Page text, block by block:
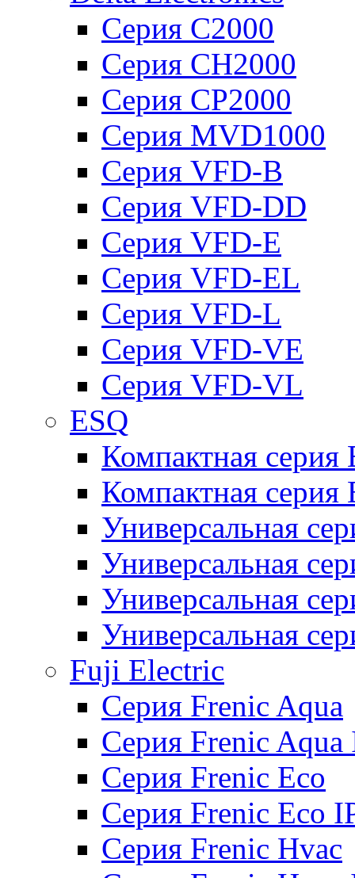
Серия C2000
Серия CH2000
Серия CP2000
Серия MVD1000
Серия VFD-B
Серия VFD-DD
Серия VFD-E
Серия VFD-EL
Серия VFD-L
Серия VFD-VE
Серия VFD-VL
ESQ
Компактная серия
Компактная
Универсальная
Универсальная
Универсальная
Универсальная
Fuji Electric
Серия Frenic Aqua
Серия Frenic Aqua
Серия Frenic Eco
Серия Frenic Eco
Серия Frenic Hvac